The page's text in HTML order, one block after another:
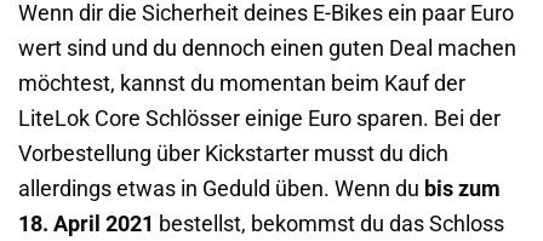
Wenn dir die Sicherheit deines E-Bikes ein paar Euro
wert sind und du dennoch einen guten Deal machen
möchtest, kannst du momentan beim Kauf der
LiteLok Core Schlösser einige Euro sparen. Bei der
Vorbestellung über Kickstarter musst du dich
allerdings etwas in Geduld üben. Wenn du bis zum
18. April 2021 bestellst, bekommst du das Schloss